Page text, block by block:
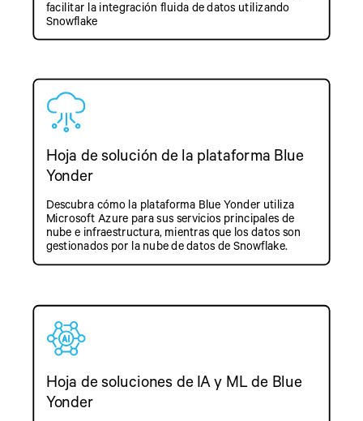
facilitar la integración fluida de datos utilizando
Snowflake
Hoja de solución de la plataforma Blue
Yonder
Descubra cómo la plataforma Blue Yonder utiliza
Microsoft Azure para sus servicios principales de
nube e infraestructura, mientras que los datos son
gestionados por la nube de datos de Snowflake.
Hoja de soluciones de IA y ML de Blue
Yonder